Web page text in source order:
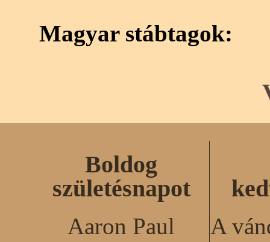
Magyar stábtagok:
Boldog
születésnapot
Aaron Paul
A